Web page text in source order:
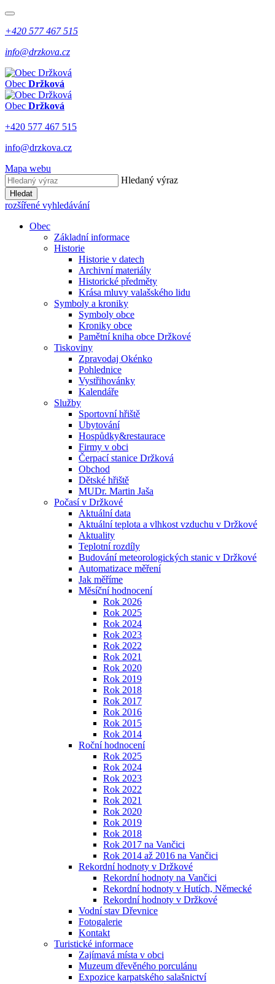
+420 577 467 515
info@drzkova.cz
Obec Držková
Obec Držková
+420 577 467 515
info@drzkova.cz
Mapa webu
Hledaný výraz
Hledat
rozšířené vyhledávání
Obec
Základní informace
Historie
Historie v datech
Archivní materiály
Historické předměty
Krása mluvy valašského lidu
Symboly a kroniky
Symboly obce
Kroniky obce
Pamětní kniha obce Držkové
Tiskoviny
Zpravodaj Okénko
Pohlednice
Vystřihovánky
Kalendáře
Služby
Sportovní hřiště
Ubytování
Hospůdky&restaurace
Firmy v obci
Čerpací stanice Držková
Obchod
Dětské hřiště
MUDr. Martin Jaša
Počasí v Držkové
Aktuální data
Aktuální teplota a vlhkost vzduchu v Držkové
Aktuality
Teplotní rozdíly
Budování meteorologických stanic v Držkové
Automatizace měření
Jak měříme
Měsíční hodnocení
Rok 2026
Rok 2025
Rok 2024
Rok 2023
Rok 2022
Rok 2021
Rok 2020
Rok 2019
Rok 2018
Rok 2017
Rok 2016
Rok 2015
Rok 2014
Roční hodnocení
Rok 2025
Rok 2024
Rok 2023
Rok 2022
Rok 2021
Rok 2020
Rok 2019
Rok 2018
Rok 2017 na Vančici
Rok 2014 až 2016 na Vančici
Rekordní hodnoty v Držkové
Rekordní hodnoty na Vančici
Rekordní hodnoty v Hutích, Německé
Rekordní hodnoty v Držkové
Vodní stav Dřevnice
Fotogalerie
Kontakt
Turistické informace
Zajímavá místa v obci
Muzeum dřevěného porculánu
Expozice karpatského salašnictví